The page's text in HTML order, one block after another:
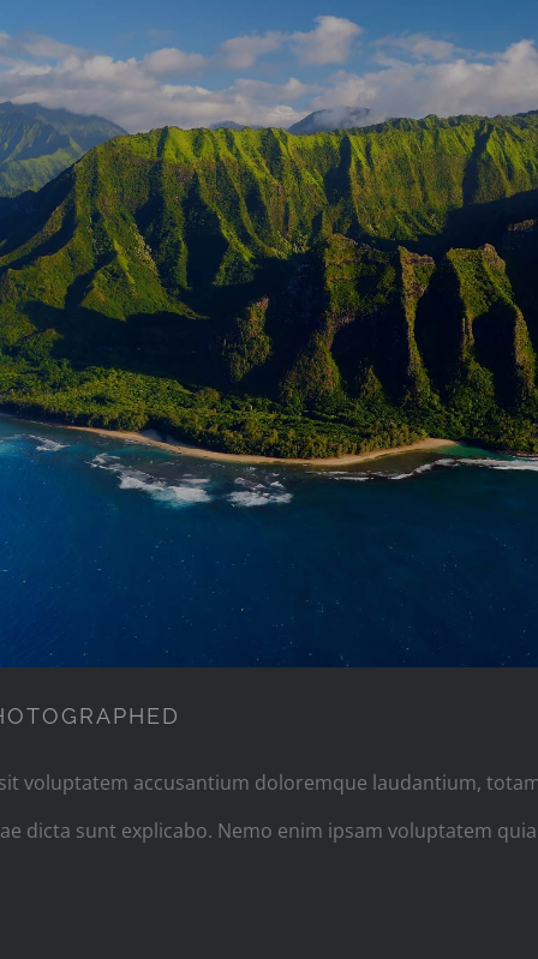
NATURE WANTS TO BE
voluptatem accusantium doloremque laudantium,
dicta sunt explicabo. Nemo enim ipsam voluptatem